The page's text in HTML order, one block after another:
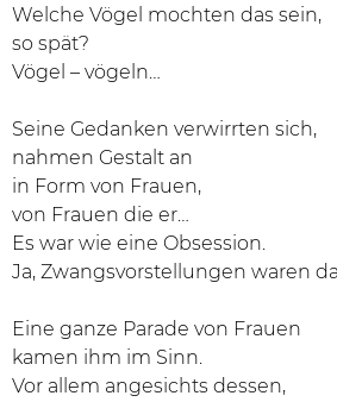
Welche Vögel mochten das sein,
so spät?
Vögel – vögeln…
Seine Gedanken verwirrten sich,
nahmen Gestalt an
in Form von Frauen,
von Frauen die er…
Es war wie eine Obsession.
Ja, Zwangsvorstellungen waren
Eine ganze Parade von Frauen
kamen ihm im Sinn.
Vor allem angesichts dessen,